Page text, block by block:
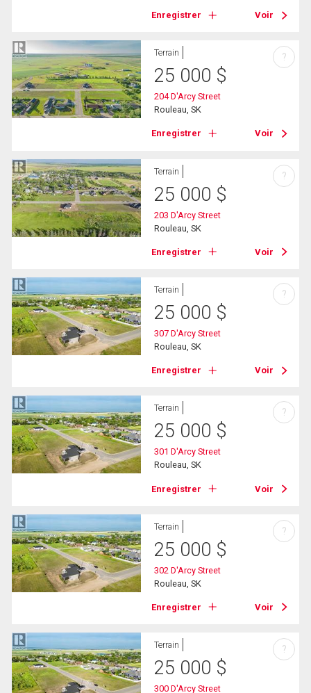
Enregistrer Voir
Terrain
25 000 $
204 D'Arcy Street
Rouleau, SK
Enregistrer Voir
?
Terrain
25 000 $
203 D'Arcy Street
Rouleau, SK
Enregistrer Voir
?
Terrain
25 000 $
307 D'Arcy Street
Rouleau, SK
Enregistrer Voir
?
Terrain
25 000 $
301 D'Arcy Street
Rouleau, SK
Enregistrer Voir
?
Terrain
25 000 $
302 D'Arcy Street
Rouleau, SK
Enregistrer Voir
?
Terrain
25 000 $
300 D'Arcy Street
?